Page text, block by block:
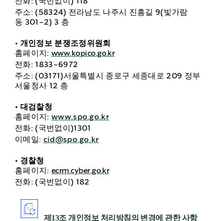
주소 : (58324) 전라남도 나주시 진흥길 9( 빛가람
동 301-2) 3 층
• 개인정보 분쟁조정위원회
홈페이지 : www.kopico.go.kr
전화: 1833-6972
주소 : (03171)서울특별시 종로구 세종대로 209 정부
서울청사 12 층
• 대검찰청
홈페이지 : www.spo.go.kr
전화: ( 국번없이 )1301
이메일 : cid@spo.go.kr
• 경찰청
홈페이지 : ecrm.cyber.go.kr
전화: ( 국번없이 ) 182
제 13조 개인정보 처리방침의 변경에 관한 사항